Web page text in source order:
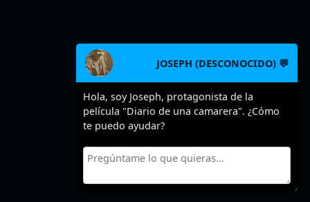
JOSEPH (DESCONOCIDO) 💬
Hola, soy Joseph, protagonista de la
película "Diario de una camarera". ¿Cómo
te puedo ayudar?